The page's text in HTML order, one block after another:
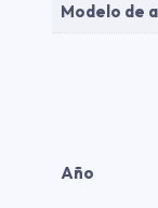
Modelo de
Año